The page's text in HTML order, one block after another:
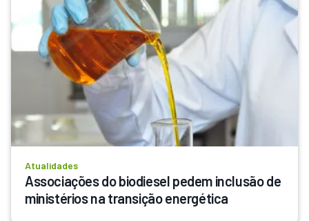
Atualidades
Associações do biodiesel pedem inclusão de
ministérios na transição energética